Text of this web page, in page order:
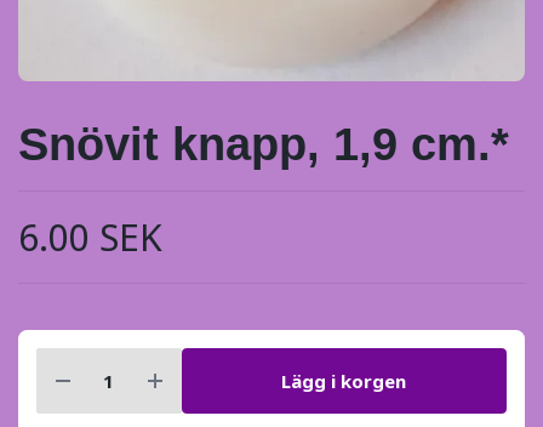
Snövit knapp, 1,9 cm.*
6.00 SEK
Lägg i korgen